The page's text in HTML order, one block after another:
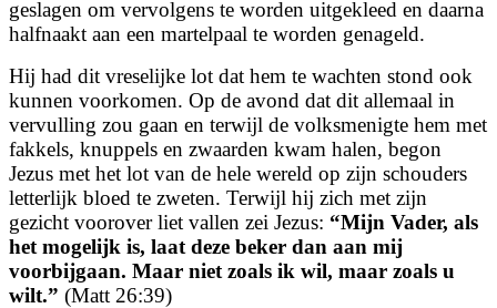
geslagen om vervolgens te worden uitgekleed en daarna
halfnaakt aan een martelpaal te worden genageld.
Hij had dit vreselijke lot dat hem te wachten stond ook
kunnen voorkomen. Op de avond dat dit allemaal in
vervulling zou gaan en terwijl de volksmenigte hem met
fakkels, knuppels en zwaarden kwam halen, begon
Jezus met het lot van de hele wereld op zijn schouders
letterlijk bloed te zweten. Terwijl hij zich met zijn
gezicht voorover liet vallen zei Jezus: “Mijn Vader, als
het mogelijk is, laat deze beker dan aan mij
voorbijgaan. Maar niet zoals ik wil, maar zoals u
wilt.” (Matt 26:39)